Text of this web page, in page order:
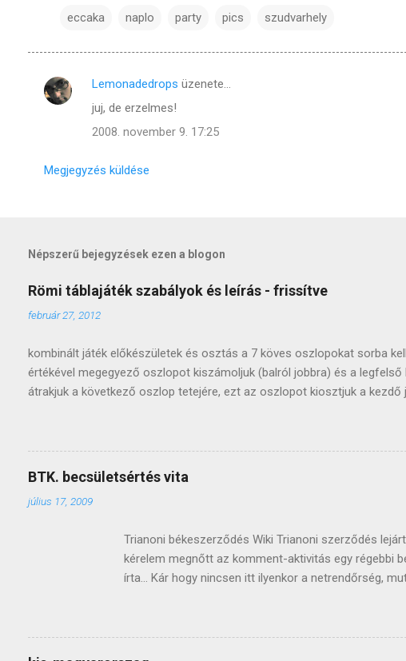
eccaka naplo party pics szudvarhely
M
z
s
e
Lemonadedrops üzenete…
juj, de erzelmes!
2008. november 9. 17:25
Megjegyzés küldése
Népszerű bejegyzések ezen a blogon
Römi táblajáték szabályok és leírás - frissítve
február 27, 2012
kombinált játék előkészületek és osztás a 7 köves oszlopokat sorba
értékével megegyező oszlopot kiszámoljuk (balról jobbra) és a
átrakjuk a következő oszlop tetejére, ezt az oszlopot kiosztjuk a kezdő
oszlopot , a következő oszlopot felrakjuk az azután következő
baloldali elsővel folytatjuk, ha játék közben elfogynak az oszlopok, az
szedjük. az osztóköves (játékban szépkőnek nevezzük) oszlophoz nem
elcserélni ellenőrzéskén...
BTK. becsületsértés vita
július 17, 2009
Trianoni békeszerződés Wiki Trianoni szerződés
kérelem megnőtt az komment-aktivitás egy régebbi
írta... Kár hogy nincsen itt ilyenkor a netrendőrség,
lealacsonyító kifejezést használ, vagy más ilyen
valósul meg, vétség miatt egy évig terjedő